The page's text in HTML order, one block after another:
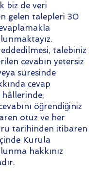
biz de veri
gelen talepleri 30
talebiniz
cevabın yetersiz
süresinde
cevap
öğrendiğiniz
otuz ve her
tarihinden itibaren
Kurula
hakkınız